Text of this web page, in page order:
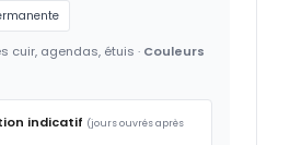
cuir, agendas, étuis · Couleurs
indicatif (jours ouvrés après